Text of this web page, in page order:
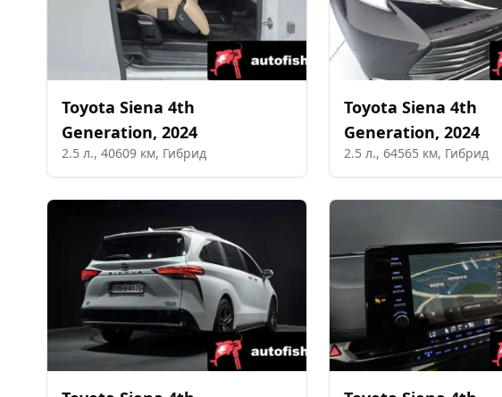
Toyota Siena 4th
Generation, 2024
2.5 л., 40609 км, Гибрид
Toyota Siena 4th
Generation, 2024
2.5 л., 64565 км, Гибрид